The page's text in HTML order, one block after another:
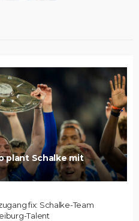
plant Schalke mit
fix: Schalke-Team
Talent